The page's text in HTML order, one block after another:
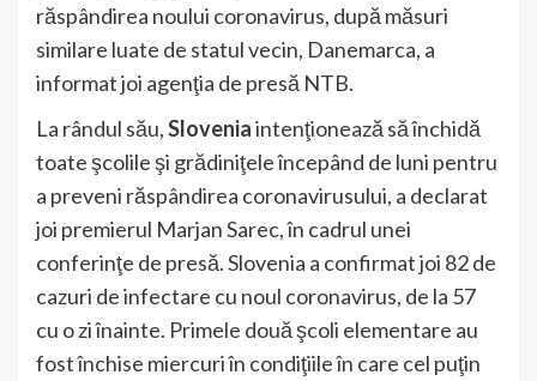
răspândirea noului coronavirus, după măsuri
similare luate de statul vecin, Danemarca, a
informat joi agenţia de presă NTB.
La rândul său,Sloveniaintenţionează să închidă
toate şcolile şi grădiniţele începând de luni pentru
a preveni răspândirea coronavirusului, a declarat
joi premierul Marjan Sarec, în cadrul unei
conferinţe de presă. Slovenia a confirmat joi 82 de
cazuri de infectare cu noul coronavirus, de la 57
cu o zi înainte. Primele două şcoli elementare au
fost închise miercuri în condiţiile în care cel puţin